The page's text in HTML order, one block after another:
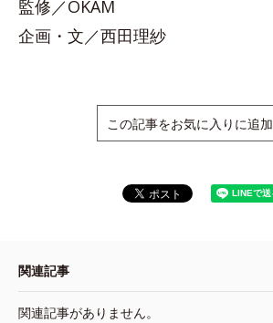
監修／OKAM
企画・文／西田理紗
この記事をお気に入りに追加
関連記事
関連記事がありません。